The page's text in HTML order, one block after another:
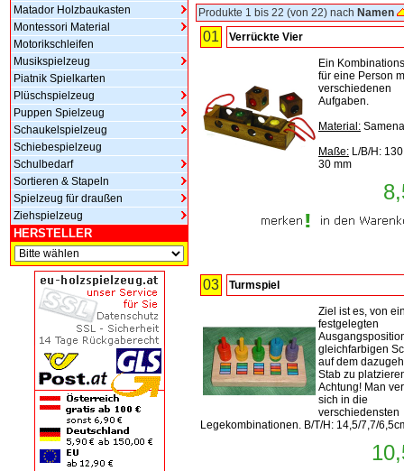
Matador Holzbaukasten
Montessori Material
Motorikschleifen
Musikspielzeug
Piatnik Spielkarten
Plüschspielzeug
Puppen Spielzeug
Schaukelspielzeug
Schiebespielzeug
Schulbedarf
Sortieren & Stapeln
Spielzeug für draußen
Ziehspielzeug
HERSTELLER
Produkte 1 bis 22 (von 22) nach Namen
01 Verrückte Vier
Ein
für eine Person
verschiedenen
Aufgaben.
Material:
Maße: L/B/H:
30 mm
03 Turmspiel
Ziel ist es, von
festgelegten
gleichfarbigen
auf dem
Stab zu
Achtung! Man
sich in die
verschiedensten
Legekombinationen. B/T/H: 14,5/7,7/